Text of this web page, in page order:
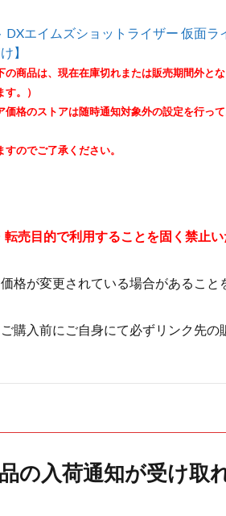
DXエイムズショットライザー 仮面ラ
】
商品は、現在在庫切れまたは販売期間外と
。）
格のストアは随時通知対象外の設定を行っ
のでご了承ください。
売目的で利用することを固く禁止い
格が変更されている場合があること
購入前にご自身にて必ずリンク先の
の入荷通知が受け取